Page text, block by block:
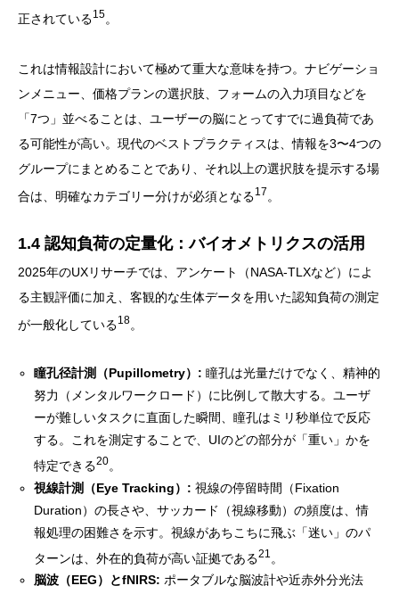
正されている15。
これは情報設計において極めて重大な意味を持つ。ナビゲーショ
ンメニュー、価格プランの選択肢、フォームの入力項目などを
「7つ」並べることは、ユーザーの脳にとってすでに過負荷であ
る可能性が高い。現代のベストプラクティスは、情報を3〜4つの
グループにまとめることであり、それ以上の選択肢を提示する場
合は、明確なカテゴリー分けが必須となる17 。
1.4 認知負荷の定量化：バイオメトリクスの活用
2025年のUXリサーチでは、アンケート（NASA-TLXなど）によ
る主観評価に加え、客観的な生体データを用いた認知負荷の測定
が一般化している18。
瞳孔径計測（Pupillometry）: 瞳孔は光量だけでなく、精神的
努力（メンタルワークロード）に比例して散大する。ユーザ
ーが難しいタスクに直面した瞬間、瞳孔はミリ秒単位で反応
する。これを測定することで、UIのどの部分が「重い」かを
特定できる20。
視線計測（Eye Tracking）: 視線の停留時間（Fixation
Duration）の長さや、サッカード（視線移動）の頻度は、情
報処理の困難さを示す。視線があちこちに飛ぶ「迷い」のパ
ターンは、外在的負荷が高い証拠である21 。
脳波（EEG）とfNIRS: ポータブルな脳波計や近赤外分光法